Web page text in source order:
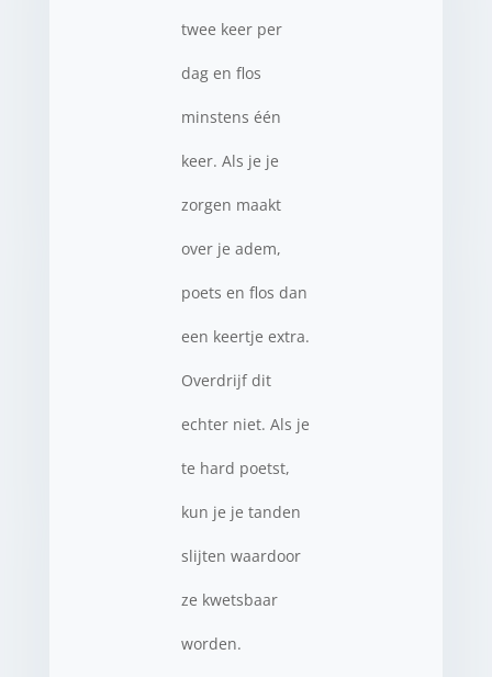
twee keer per
dag en flos
minstens één
keer. Als je je
zorgen maakt
over je adem,
poets en flos dan
een keertje extra.
Overdrijf dit
echter niet. Als je
te hard poetst,
kun je je tanden
slijten waardoor
ze kwetsbaar
worden.